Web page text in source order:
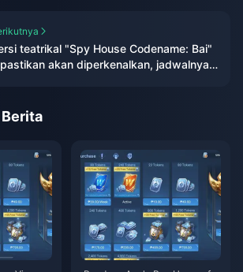
teatrikal "Spy House Codename: Bai"
akan diperkenalkan, jadwalnya